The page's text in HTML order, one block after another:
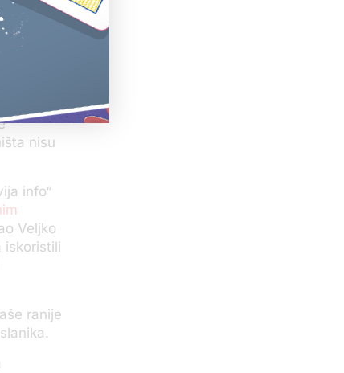
što
od
– da, u
ne
nisu
info“
Veljko
iskoristili
ranije